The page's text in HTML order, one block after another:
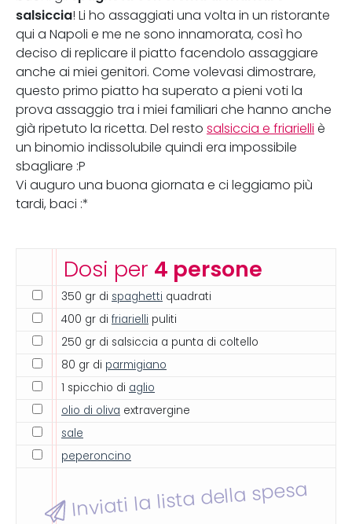
salsiccia! Li ho assaggiati una volta in un ristorante
qui a Napoli e me ne sono innamorata, così ho
deciso di replicare il piatto facendolo assaggiare
anche ai miei genitori. Come volevasi dimostrare,
questo primo piatto ha superato a pieni voti la
prova assaggio tra i miei familiari che hanno anche
già ripetuto la ricetta. Del resto salsiccia e friarielli è
un binomio indissolubile quindi era impossibile
sbagliare :P
Vi auguro una buona giornata e ci leggiamo più
tardi, baci :*
Dosi per 4 persone
350 gr di spaghetti quadrati
400 gr di friarielli puliti
250 gr di salsiccia a punta di coltello
80 gr di parmigiano
1 spicchio di aglio
olio di oliva extravergine
sale
peperoncino
Inviati la lista della spesa